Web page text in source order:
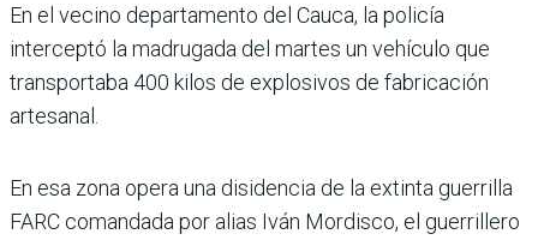
En el vecino departamento del Cauca, la policía
interceptó la madrugada del martes un vehículo que
transportaba 400 kilos de explosivos de fabricación
artesanal.
En esa zona opera una disidencia de la extinta guerrilla
FARC comandada por alias Iván Mordisco, el guerrillero